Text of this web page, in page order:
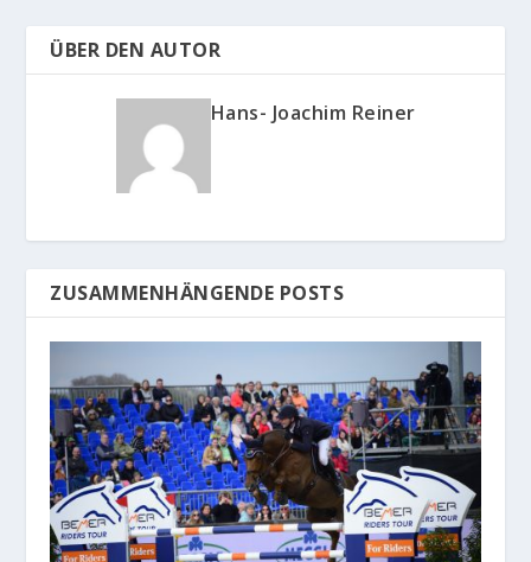
ÜBER DEN AUTOR
Hans- Joachim Reiner
ZUSAMMENHÄNGENDE POSTS